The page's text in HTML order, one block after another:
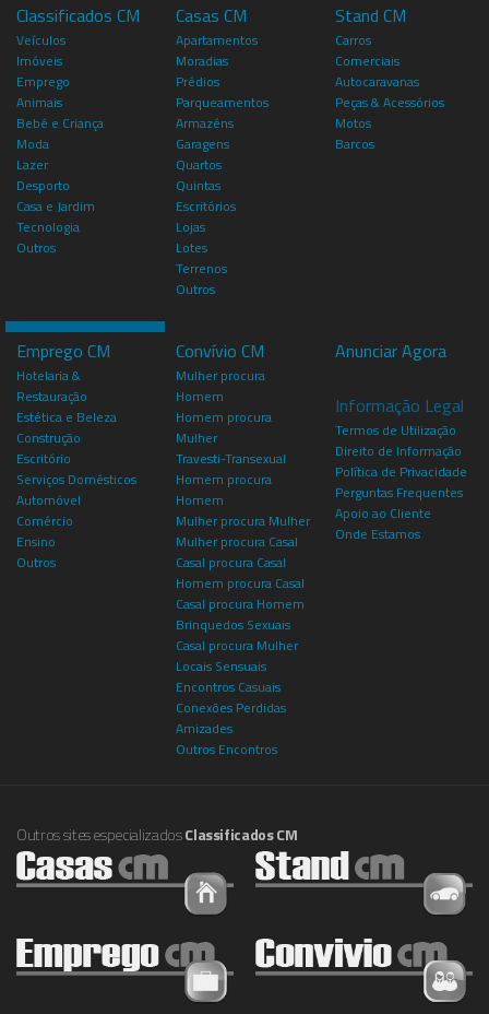
Classificados CM
Veículos
Imóveis
Emprego
Animais
Bebé e Criança
Moda
Lazer
Desporto
Casa e Jardim
Tecnologia
Outros
Casas CM
Apartamentos
Moradias
Prédios
Parqueamentos
Armazéns
Garagens
Quartos
Quintas
Escritórios
Lojas
Lotes
Terrenos
Outros
Stand CM
Carros
Comerciais
Autocaravanas
Peças & Acessórios
Motos
Barcos
Emprego CM
Hotelaria &
Restauração
Estética e Beleza
Construção
Escritório
Serviços Domésticos
Automóvel
Comércio
Ensino
Outros
Convívio CM
Mulher procura
Homem
Homem procura
Mulher
Travesti-Transexual
Homem procura
Homem
Mulher procura Mulher
Mulher procura Casal
Casal procura Casal
Homem procura Casal
Casal procura Homem
Brinquedos Sexuais
Casal procura Mulher
Locais Sensuais
Encontros Casuais
Conexões Perdidas
Amizades
Outros Encontros
Anunciar Agora
Informação Legal
Termos de Utilização
Direito de Informação
Política de Privacidade
Perguntas Frequentes
Apoio ao Cliente
Onde Estamos
Outros sites especializadosClassificados CM